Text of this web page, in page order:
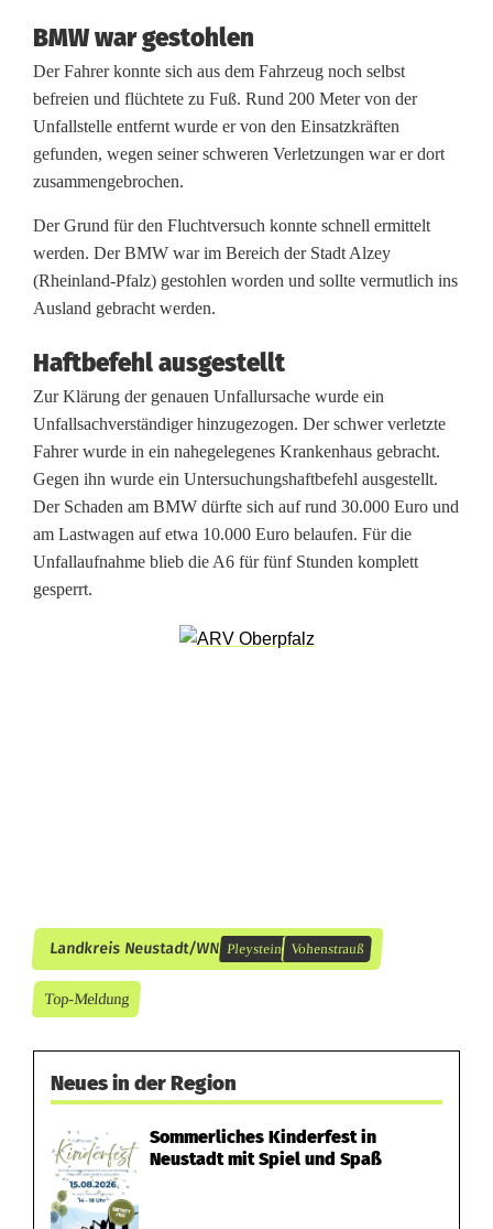
o
h
l
e
n
e
m
W
a
g
e
n
–
A
S
t
BMW war gestohlen
Der Fahrer konnte sich aus dem Fahrzeug noch selbst
befreien und flüchtete zu Fuß. Rund 200 Meter von der
Unfallstelle entfernt wurde er von den Einsatzkräften
gefunden, wegen seiner schweren Verletzungen war er dort
zusammengebrochen.
Der Grund für den Fluchtversuch konnte schnell ermittelt
werden. Der BMW war im Bereich der Stadt Alzey
(Rheinland-Pfalz) gestohlen worden und sollte vermutlich ins
Ausland gebracht werden.
Haftbefehl ausgestellt
Zur Klärung der genauen Unfallursache wurde ein
Unfallsachverständiger hinzugezogen. Der schwer verletzte
Fahrer wurde in ein nahegelegenes Krankenhaus gebracht.
Gegen ihn wurde ein Untersuchungshaftbefehl ausgestellt.
Der Schaden am BMW dürfte sich auf rund 30.000 Euro und
am Lastwagen auf etwa 10.000 Euro belaufen. Für die
Unfallaufnahme blieb die A6 für fünf Stunden komplett
gesperrt.
Landkreis Neustadt/WN Pleystein Vohenstrauß
Top-Meldung
Neues in der Region
Sommerliches Kinderfest in
Neustadt mit Spiel und Spaß